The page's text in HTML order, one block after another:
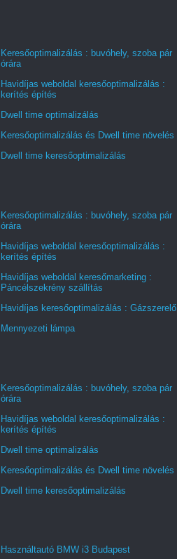
Keresőoptimalizálás : buvóhely, szoba pár
órára
Havidíjas weboldal keresőoptimalizálás :
kerítés építés
Dwell time optimalizálás
Keresőoptimalizálás és Dwell time növelés
Dwell time keresőoptimalizálás
Keresőoptimalizálás : buvóhely, szoba pár
órára
Havidíjas weboldal keresőoptimalizálás :
kerítés építés
Havidíjas weboldal keresőmarketing :
Páncélszekrény szállítás
Havidíjas keresőoptimalizálás : Gázszerelő
Mennyezeti lámpa
Keresőoptimalizálás : buvóhely, szoba pár
órára
Havidíjas weboldal keresőoptimalizálás :
kerítés építés
Dwell time optimalizálás
Keresőoptimalizálás és Dwell time növelés
Dwell time keresőoptimalizálás
Használtautó BMW i3 Budapest